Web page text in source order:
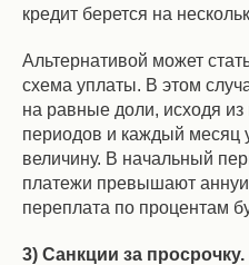
кредит берется на
Альтернативой может
схема уплаты. В этом
на равные доли, исходя
периодов и каждый месяц
величину. В начальный
платежи превышают
переплата по процентам
3) Санкции за просрочку.